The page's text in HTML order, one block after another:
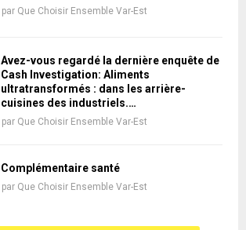
par Que Choisir Ensemble Var-Est
Avez-vous regardé la dernière enquête de
Cash Investigation: Aliments
ultratransformés : dans les arrière-
cuisines des industriels.…
par Que Choisir Ensemble Var-Est
Complémentaire santé
par Que Choisir Ensemble Var-Est